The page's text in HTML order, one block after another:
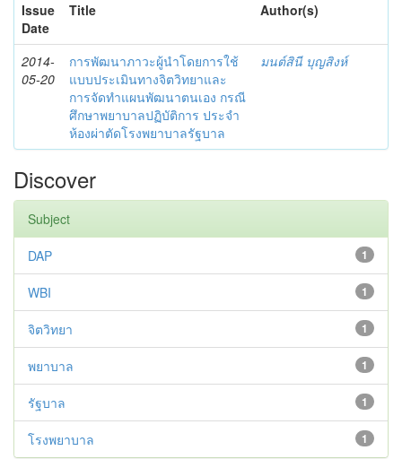
Issue
Date
Title Author(s)
2014-
05-20
การพัฒนาภาวะผู้นำโดยการใช้
แบบประเมินทางจิตวิทยาและ
การจัดทำแผนพัฒนาตนเอง กรณี
ศึกษาพยาบาลปฏิบัติการ ประจำ
ห้องผ่าตัดโรงพยาบาลรัฐบาล
มนต์สินี บุญสิงห์
Discover
Subject
1
DAP
1
WBI
1
จิตวิทยา
1
พยาบาล
1
รัฐบาล
1
โรงพยาบาล